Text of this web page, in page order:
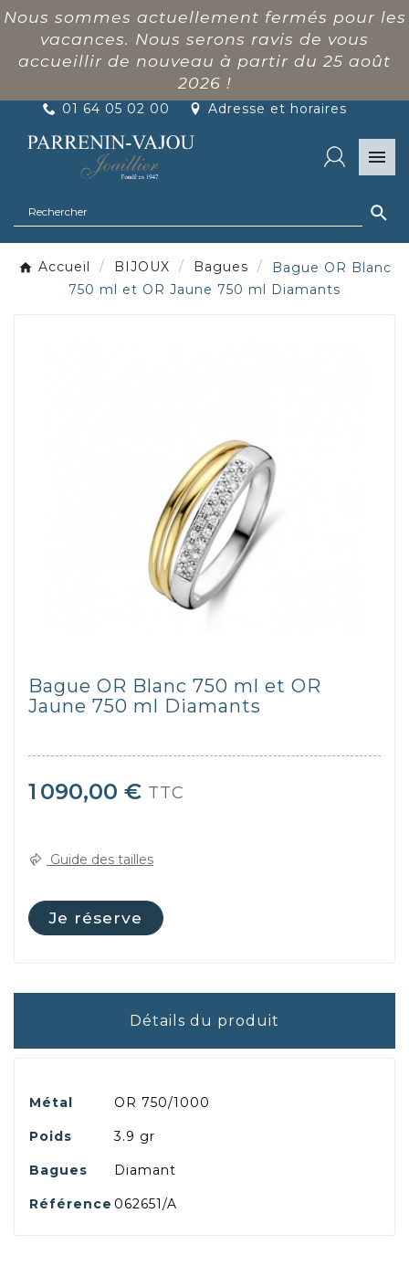
Nous sommes actuellement fermés pour les
vacances. Nous serons ravis de vous
accueillir de nouveau à partir du 25 août
2026 !
01 64 05 02 00 Adresse et horaires

Accueil BIJOUX Bagues
Bague OR Blanc
750 ml et OR Jaune 750 ml Diamants
Bague OR Blanc 750 ml et OR
Jaune 750 ml Diamants
1 090,00 € TTC
Guide des tailles
Je réserve
Détails du produit
Métal OR 750/1000
Poids 3.9 gr
Bagues Diamant
Référence 062651/A